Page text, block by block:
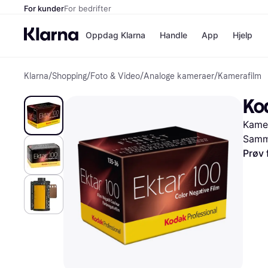
For kunderFor bedrifter
Oppdag Klarna
Betal nå
Betal i 3
Betal innen
Finansiering
Vipps
Handle
Butikker
App Hjelp
Klarna/Shopping/Foto & Video/Analoge kameraer/Kamerafilm
Prøv